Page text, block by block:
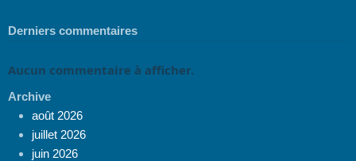
Derniers commentaires
Aucun commentaire à afficher.
Archive
août 2026
juillet 2026
juin 2026